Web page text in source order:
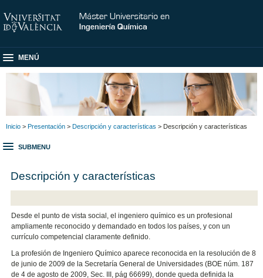
MENÚ
Inicio > Presentación > Descripción y características > Descripción y características
SUBMENU
Descripción y características
Desde el punto de vista social, el ingeniero químico es un profesional
ampliamente reconocido y demandado en todos los países, y con un
currículo competencial claramente definido.
La profesión de Ingeniero Químico aparece reconocida en la resolución de 8
de junio de 2009 de la Secretaría General de Universidades (BOE núm. 187
de 4 de agosto de 2009, Sec. III, pág 66699), donde queda definida la